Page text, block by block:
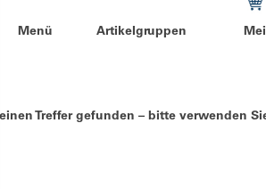
Menü Artikelgruppen
Treffer gefunden – bitte verwenden